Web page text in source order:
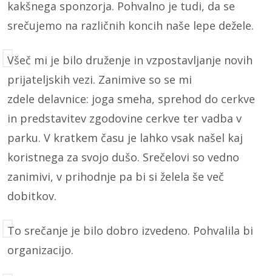
kakšnega sponzorja. Pohvalno je tudi, da se
srečujemo na različnih koncih naše lepe dežele.
Všeč mi je bilo druženje in vzpostavljanje novih
prijateljskih vezi. Zanimive so se mi
zdele delavnice: joga smeha, sprehod do cerkve
in predstavitev zgodovine cerkve ter vadba v
parku. V kratkem času je lahko vsak našel kaj
koristnega za svojo dušo. Srečelovi so vedno
zanimivi, v prihodnje pa bi si želela še več
dobitkov.
To srečanje je bilo dobro izvedeno. Pohvalila bi
organizacijo.